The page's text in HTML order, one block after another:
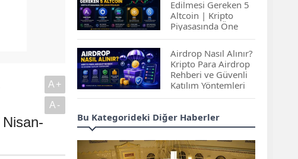
A+
A-
Sorgulanır?
Edilmesi Gereken 5
Altcoin | Kripto
Piyasasında Öne
Çıkan Projeler
Airdrop Nasıl Alınır?
Kripto Para Airdrop
Rehberi ve Güvenli
Katılım Yöntemleri
Spot ve Vadeli İşlem
Arasındaki Farklar |
İçin Daha Uygun?
Bu Kategorideki Diğer Haberler